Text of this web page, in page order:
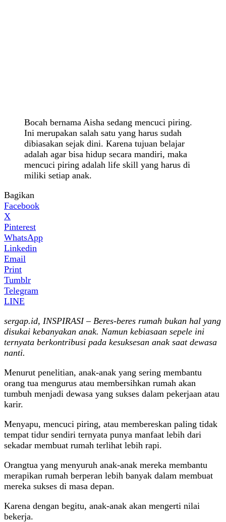
Bocah bernama Aisha sedang mencuci piring.
Ini merupakan salah satu yang harus sudah
dibiasakan sejak dini. Karena tujuan belajar
adalah agar bisa hidup secara mandiri, maka
mencuci piring adalah life skill yang harus di
miliki setiap anak.
Bagikan
Facebook
X
Pinterest
WhatsApp
Linkedin
Email
Print
Tumblr
Telegram
LINE
sergap.id, INSPIRASI – Beres-beres rumah bukan hal yang
disukai kebanyakan anak. Namun kebiasaan sepele ini
ternyata berkontribusi pada kesuksesan anak saat dewasa
nanti.
Menurut penelitian, anak-anak yang sering membantu
orang tua mengurus atau membersihkan rumah akan
tumbuh menjadi dewasa yang sukses dalam pekerjaan atau
karir.
Menyapu, mencuci piring, atau membereskan paling tidak
tempat tidur sendiri ternyata punya manfaat lebih dari
sekadar membuat rumah terlihat lebih rapi.
Orangtua yang menyuruh anak-anak mereka membantu
merapikan rumah berperan lebih banyak dalam membuat
mereka sukses di masa depan.
Karena dengan begitu, anak-anak akan mengerti nilai
bekerja.